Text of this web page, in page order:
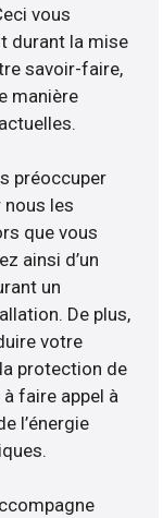
vous
durant la mise
savoir-faire,
manière
préoccuper
les
que vous
ainsi d’un
un
De plus,
votre
protection de
à faire appel à
l’énergie